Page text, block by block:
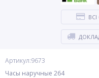
Артикул:9673
Часы наручные 264